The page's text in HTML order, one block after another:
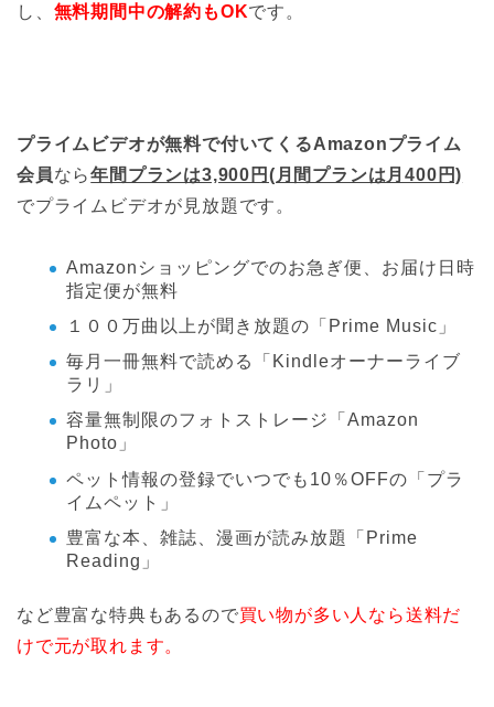
し、 無料期間中の解約もOKです。
プライムビデオが無料で付いてくるAmazonプライム
会員なら年間プランは3,900円(月間プランは月400円)
でプライムビデオが見放題です。
Amazonショッピングでのお急ぎ便、お届け日時
指定便が無料
１００万曲以上が聞き放題の「Prime Music」
毎月一冊無料で読める「Kindleオーナーライブ
ラリ」
容量無制限のフォトストレージ「Amazon
Photo」
ペット情報の登録でいつでも10％OFFの「プラ
イムペット」
豊富な本、雑誌、漫画が読み放題「Prime
Reading」
など豊富な特典もあるので買い物が多い人なら送料だ
けで元が取れます。